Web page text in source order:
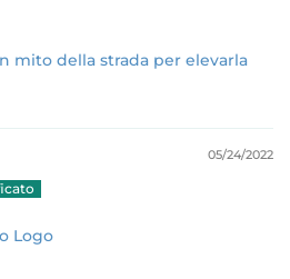
mito della strada per elevarla
05/24/2022
Logo